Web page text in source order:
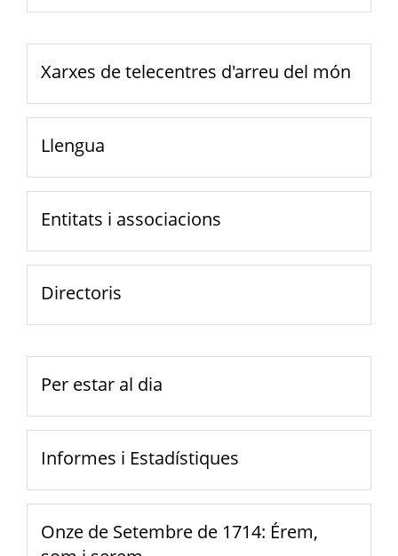
Xarxes de telecentres d'arreu del món
Llengua
Entitats i associacions
Directoris
Per estar al dia
Informes i Estadístiques
Onze de Setembre de 1714: Érem,